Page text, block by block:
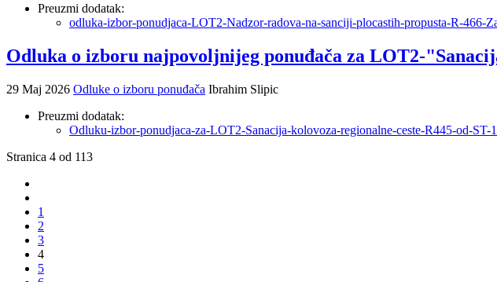
Preuzmi dodatak:
odluka-izbor-ponudjaca-LOT2-Nadzor-radova-na-sanciji-plocastih-propusta-R-466-
Odluka o izboru najpovoljnijeg ponuđača za LOT2-
29 Maj 2026 Odluke o izboru ponuđača Ibrahim Slipic
Preuzmi dodatak:
Odluku-izbor-ponudjaca-za-LOT2-Sanacija-kolovoza-regionalne-ceste-R445-od-ST-
Stranica 4 od 113
1
2
3
4
5